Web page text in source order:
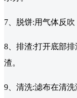
7、脱饼:用气体反吹
8、排渣:打开底部
渣。
9、清洗:滤布在清